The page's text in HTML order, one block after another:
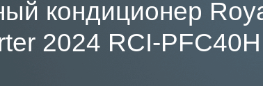
кондиционер
2024 RCI-